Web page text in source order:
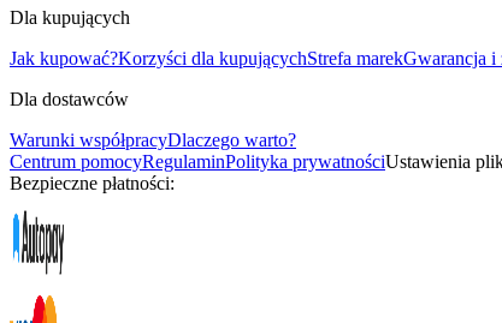
Dla kupujących
Jak kupować?Korzyści dla kupującychStrefa marekGwarancja i
Dla dostawców
Warunki współpracyDlaczego warto?
Centrum pomocyRegulaminPolityka prywatnościUstawienia
Bezpieczne płatności: